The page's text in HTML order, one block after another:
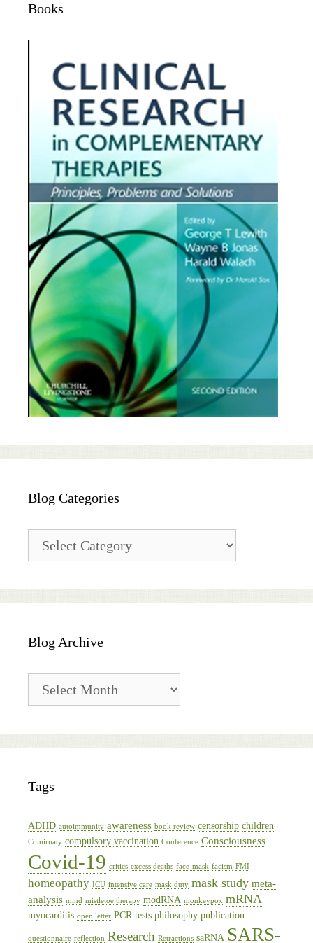
Books
Blog Categories
Categories
Blog Archive
Archive
Tags
ADHD autoimmunity awareness book review censorship children
Comirnaty compulsory vaccination Conference Consciousness
Covid-19 critics excess deaths face-mask facism FMI
homeopathy ICU intensive care mask duty mask study meta-
analysis mind mistletoe therapy modRNA monkeypox mRNA
myocarditis open letter PCR tests philosophy publication
questionnaire reflection Research Retractions saRNA SARS-